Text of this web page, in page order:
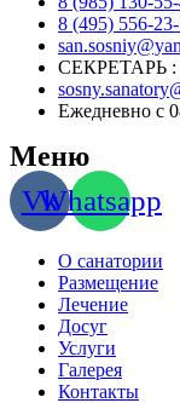
8 (495) 556-
СЕКРЕТАРЬ :
Ежедневно с
Меню
VkWhatsapp
О санатории
Размещение
Лечение
Досуг
Услуги
Галерея
Контакты